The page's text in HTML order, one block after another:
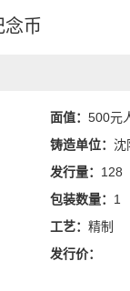
币
面值： 500元
铸造单位： 沈
发行量： 128
包装数量： 1
工艺： 精制
发行价：